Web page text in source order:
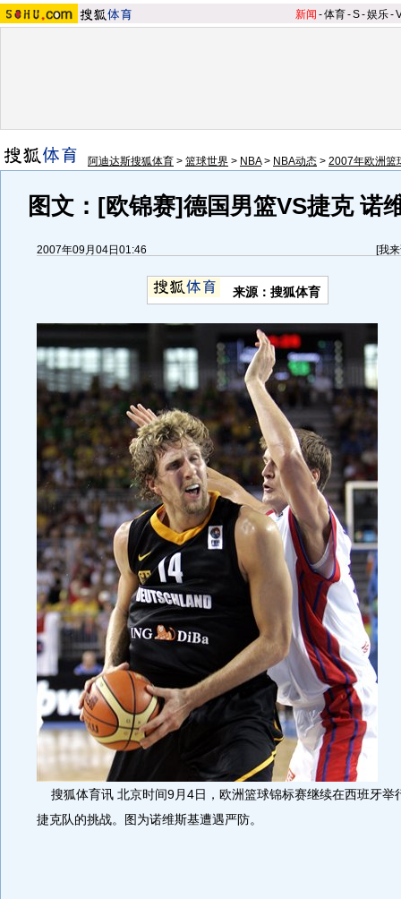
新闻 -体育-S-娱乐-
阿迪达斯搜狐体育 > 篮球世界 > NBA> NBA动态 > 2007年欧洲篮
图文：[欧锦赛]德国男篮VS捷克 诺
2007年09月04日01:46 [我
来源：搜狐体育
搜狐体育讯 北京时间9月4日，欧洲篮球锦标赛继续在西班牙举
捷克队的挑战。图为诺维斯基遭遇严防。